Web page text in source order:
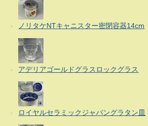
ノリタケNTキャニスター密閉容器14cm
アデリアゴールドグラスロックグラス
ロイヤルセラミックジャパングラタン皿